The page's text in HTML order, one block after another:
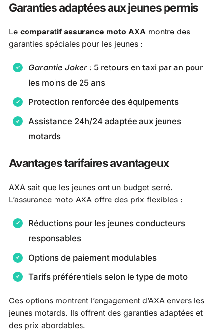
Garanties adaptées aux jeunes permis
Le comparatif assurance moto AXA montre des
garanties spéciales pour les jeunes :
Garantie Joker : 5 retours en taxi par an pour
les moins de 25 ans
Protection renforcée des équipements
Assistance 24h/24 adaptée aux jeunes
motards
Avantages tarifaires avantageux
AXA sait que les jeunes ont un budget serré.
L’assurance moto AXA offre des prix flexibles :
Réductions pour les jeunes conducteurs
responsables
Options de paiement modulables
Tarifs préférentiels selon le type de moto
Ces options montrent l’engagement d’AXA envers les
jeunes motards. Ils offrent des garanties adaptées et
des prix abordables.